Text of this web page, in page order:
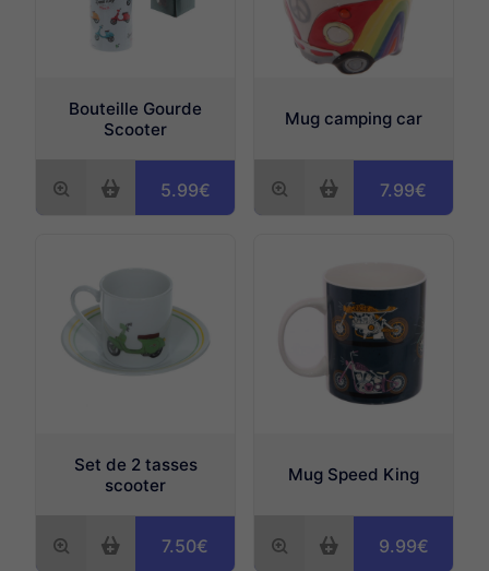
Olympique de Marseille
Amazon Love
Porte monnaie et Portefeuille
Trousses et Pochettes & Sacs
Scooter-Skate-Van-Retro gaming
Tattoos provisoires
Espace beauté
Bouteille Gourde
Scooter
5.99€
Mug camping car
7.99€
Set de 2 tasses
scooter
7.50€
Mug Speed King
9.99€